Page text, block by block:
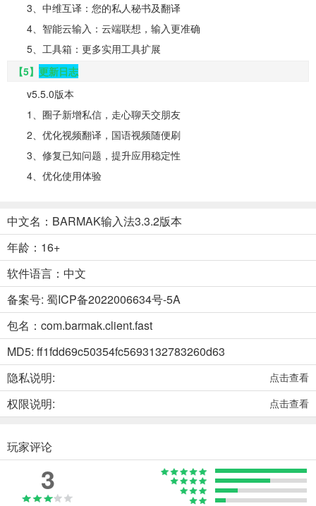
3、中维互译：您的私人秘书及翻译
4、智能云输入：云端联想，输入更准确
5、工具箱：更多实用工具扩展
【5】 更新日志
v5.5.0版本
1、圈子新增私信，走心聊天交朋友
2、优化视频翻译，国语视频随便刷
3、修复已知问题，提升应用稳定性
4、优化使用体验
中文名：BARMAK输入法3.3.2版本
年龄：16+
软件语言：中文
备案号: 蜀ICP备2022006634号-5A
包名：com.barmak.client.fast
MD5: ff1fdd69c50354fc5693132783260d63
隐私说明:
点击查看
权限说明: 点击查看
玩家评论
3